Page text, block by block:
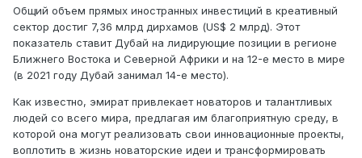
Общий объем прямых иностранных инвестиций в креативный
сектор достиг 7,36 млрд дирхамов (US$ 2 млрд). Этот
показатель ставит Дубай на лидирующие позиции в регионе
Ближнего Востока и Северной Африки и на 12-е место в мире
(в 2021 году Дубай занимал 14-е место).
Как известно, эмират привлекает новаторов и талантливых
людей со всего мира, предлагая им благоприятную среду, в
которой она могут реализовать свои инновационные проекты,
воплотить в жизнь новаторские идеи и трансформировать